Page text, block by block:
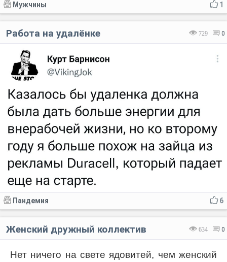
1
Мужчины
729 0
Работа на удалёнке
6
Пандемия
634 0
Женский дружный коллектив
Нет ничего на свете ядовитей, чем женский